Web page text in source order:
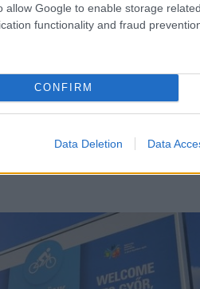
allow Google to enable storage
functionality and fraud
CONFIRM
Data Deletion Data
szerintük vagy
kerékpársávot kéne
kevés a kerékpártároló
Takács Krisztián
jó időben fürtökben